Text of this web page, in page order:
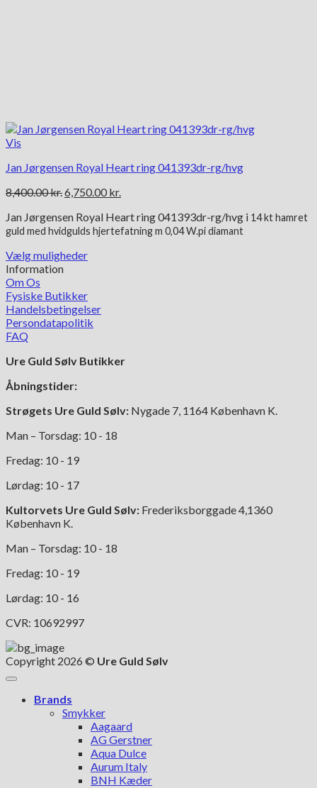
Vis
Jan Jørgensen Royal Heart ring 041393dr-rg/hvg
8,400.00kr.Den
pris
var:
6,750.00 kr.
pris
er:
Jan Jørgensen Royal Heart ring 041393dr-rg/hvg i 14 kthamret
guld med hvidgulds hjertefatning m 0,04 W.pi diamant
Vælg muligheder
Dette
vare
har
flere
varianter.
Mulighederne
vælges
varesiden
Information
Om Os
Fysiske Butikker
Handelsbetingelser
Persondatapolitik
FAQ
Ure Guld Sølv Butikker
Åbningstider:
Strøgets Ure Guld Sølv: Nygade 7, 1164 København K.
Man – Torsdag: 10 - 18
Fredag: 10 - 19
Lørdag: 10 - 17
Kultorvets Ure Guld Sølv: Frederiksborggade 4,1360
København K.
Man – Torsdag: 10 - 18
Fredag: 10 - 19
Lørdag: 10 - 16
CVR: 10692997
Copyright 2026 © Ure Guld Sølv
Brands
Smykker
Aagaard
AG Gerstner
Aqua Dulce
Aurum Italy
BNH Kæder